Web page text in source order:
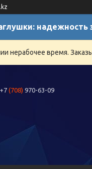
надежность
нерабочее время.
+7 (708) 970-63-09